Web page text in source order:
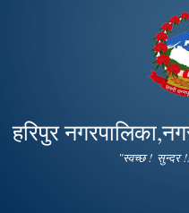
main
content
हरिपुर
"स्वच्छ ! सुन्दर